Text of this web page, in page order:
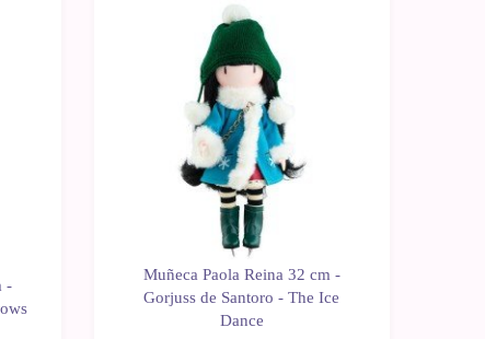
-
Muñeca Paola Reina 32 cm -
Gorjuss de Santoro - The Ice
Dance